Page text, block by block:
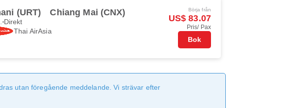
(URT) Chiang Mai (CNX)
Direkt
Thai AirAsia
Börja från
US$ 83.07
Pris/ Pax
Bok
utan föregående meddelande. Vi strävar efter